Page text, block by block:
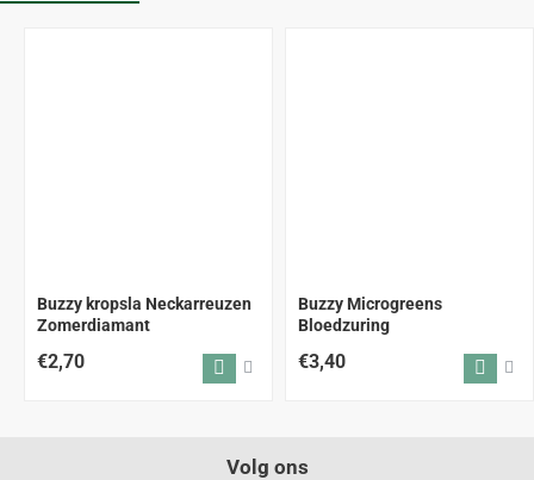
Buzzy kropsla Neckarreuzen
Zomerdiamant
€2,70
Buzzy Microgreens
Bloedzuring
€3,40
Volg ons